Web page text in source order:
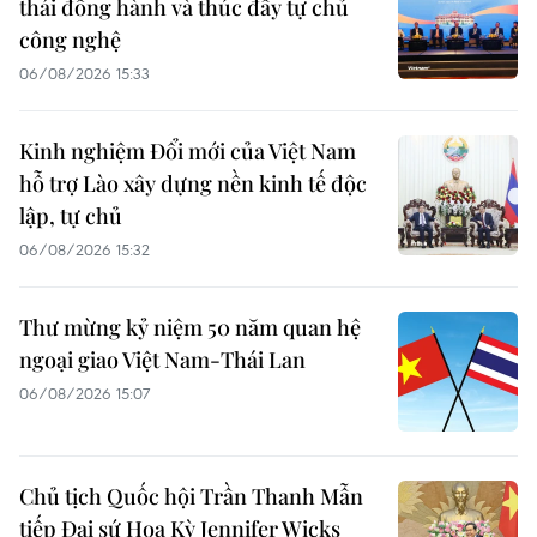
thái đồng hành và thúc đẩy tự chủ
công nghệ
06/08/2026 15:33
Kinh nghiệm Đổi mới của Việt Nam
hỗ trợ Lào xây dựng nền kinh tế độc
lập, tự chủ
06/08/2026 15:32
Thư mừng kỷ niệm 50 năm quan hệ
ngoại giao Việt Nam-Thái Lan
06/08/2026 15:07
Chủ tịch Quốc hội Trần Thanh Mẫn
tiếp Đại sứ Hoa Kỳ Jennifer Wicks